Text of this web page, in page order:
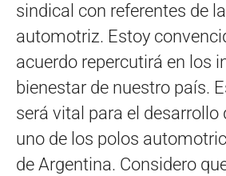
sindical con referentes de
automotriz. Estoy
acuerdo repercutirá en los
bienestar de nuestro país.
será vital para el desarrollo
uno de los polos
de Argentina. Considero